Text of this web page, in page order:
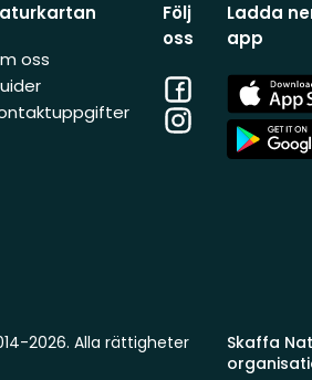
oss
Följ
oss
Facebook
Instagram
Ladda
app
App
Store
App
Store
Skaffa
2026. Alla rättigheter